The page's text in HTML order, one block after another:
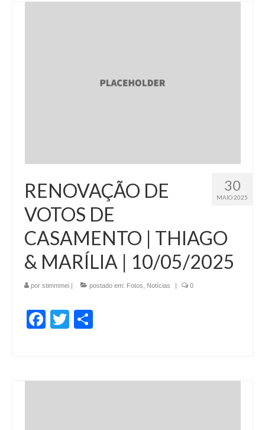
30
MAIO 2025
RENOVAÇÃO DE
VOTOS DE
CASAMENTO | THIAGO
& MARÍLIA | 10/05/2025
por stimmmei | postado em: Fotos Notícias | 0
Facebook
Twitter